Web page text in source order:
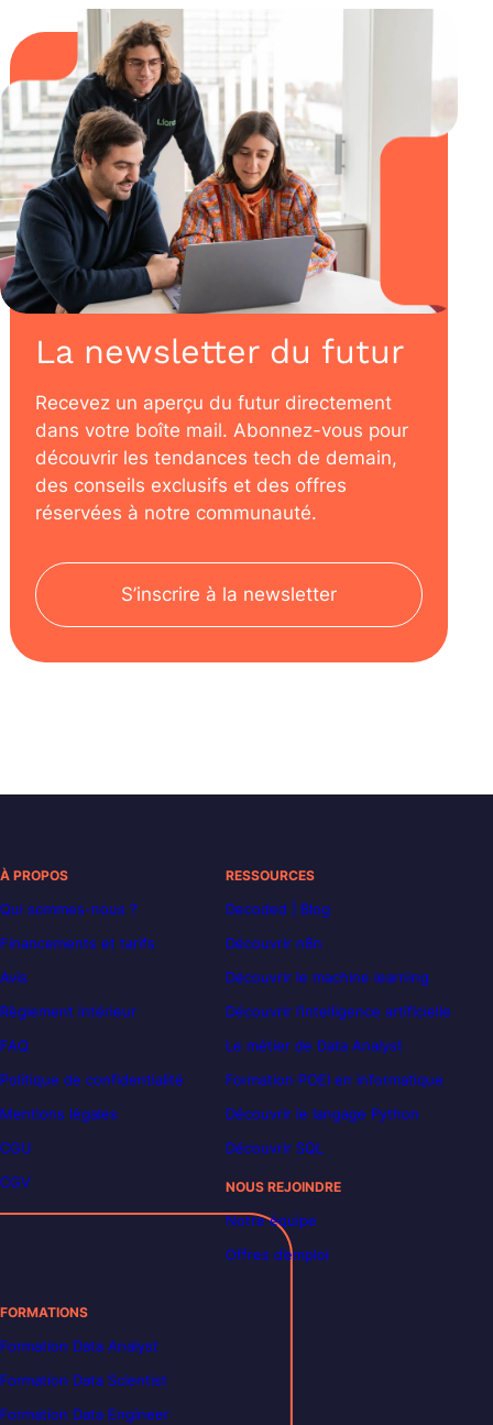
La newsletter du futur
Recevez un aperçu du futur directement
dans votre boîte mail. Abonnez-vous pour
découvrir les tendances tech de demain,
des conseils exclusifs et des offres
réservées à notre communauté.
S’inscrire à la newsletter
À PROPOS
Qui sommes-nous ?
Financements et tarifs
Avis
Règlement intérieur
FAQ
Politique de confidentialité
Mentions légales
CGU
CGV
RESSOURCES
Decoded | Blog
Découvrir n8n
Découvrir le machine learning
Découvrir l’intelligence artificielle
Le métier de Data Analyst
Formation POEI en informatique
Découvrir le langage Python
Découvrir SQL
NOUS REJOINDRE
Notre équipe
Offres d’emploi
FORMATIONS
Formation Data Analyst
Formation Data Scientist
Formation Data Engineer